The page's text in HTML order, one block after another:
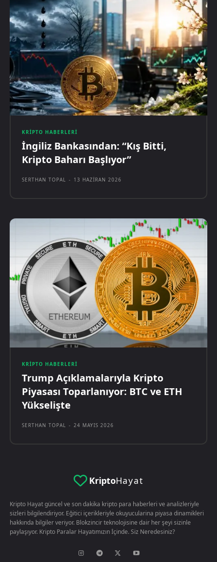
KRIPTO HABERLERI
İngiliz Bankasından: “Kış Bitti,
Kripto Baharı Başlıyor”
SERTHAN TOPAL - 13 HAZIRAN 2026
KRIPTO HABERLERI
Trump Açıklamalarıyla Kripto
Piyasası Toparlanıyor: BTC ve ETH
Yükselişte
SERTHAN TOPAL - 24 MAYIS 2026
KriptoHayat
Kripto Hayat güncel ve son dakika kripto para haberleri ve analizleriyle
sizleri bilgilendiriyor. Eğitici içerikleriyle okuyucularina piyasa dinamikleri
hakkında bilgiler veriyor. Blokzincir teknolojisine dair her şeyi sizinle
paylaşıyor. Kripto Paralar Hayatımızın İçinde. Siz Neredesiniz?